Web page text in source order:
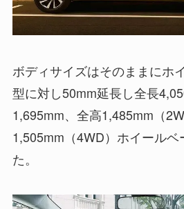
ボディサイズはそのままにホ
型に対し50mm延長し全長
1,695mm、全高1,485mm（
1,505mm（4WD）ホイールベ
た。